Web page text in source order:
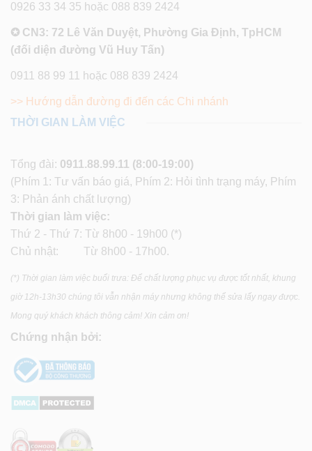
0926 33 34 35 hoặc 088 839 2424
✪ CN3: 72 Lê Văn Duyệt, Phường Gia Định, TpHCM
(đối diện đường Vũ Huy Tấn)
0911 88 99 11 hoặc 088 839 2424
>> Hướng dẫn đường đi đến các Chi nhánh
THỜI GIAN LÀM VIỆC
Tổng đài: 0911.88.99.11 (8:00-19:00)
(Phím 1: Tư vấn báo giá, Phím 2: Hỏi tình trạng máy, Phím
3: Phản ánh chất lượng)
Thời gian làm việc:
Thứ 2 - Thứ 7: Từ 8h00 - 19h00 (*)
Chủ nhật: Từ 8h00 - 17h00.
(*) Thời gian làm việc buổi trưa: Để chất lượng phục vụ được tốt nhất, khung
giờ 12h-13h30 chúng tôi vẫn nhận máy nhưng không thể sửa lấy ngay được.
Mong quý khách khách thông cảm! Xin cảm ơn!
Chứng nhận bởi: